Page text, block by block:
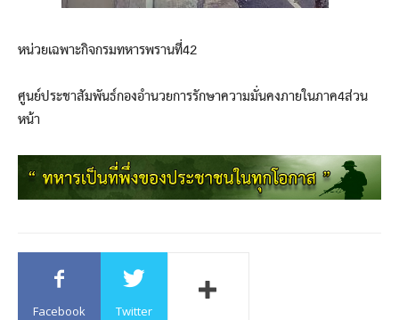
หน่วยเฉพาะกิจกรมทหารพรานที่42
ศูนย์ประชาสัมพันธ์กองอำนวยการรักษาความมั่นคงภายในภาค4ส่วน
หน้า
Facebook Twitter